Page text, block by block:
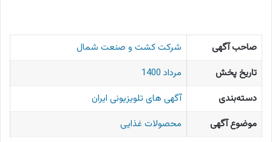
صاحب آگهی
شرکت کشت و صنعت شمال
تاریخ پخش
مرداد 1400
دسته‌بندی
آگهی های تلویزیونی ایران
موضوع آگهی
محصولات غذایی